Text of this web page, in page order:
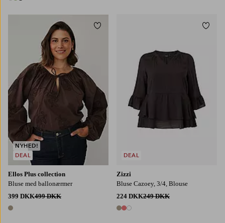
3 farver
Ellos Plus collection
Bluse med ballonærmer
399 DKK499 DKK
1 farve
NYHED!
DEAL
Tilføj til favoritter
4XL
Zizzi
Bluse Cazoey, 3/4, Blouse
224 DKK249 DKK
3 farver
DEAL